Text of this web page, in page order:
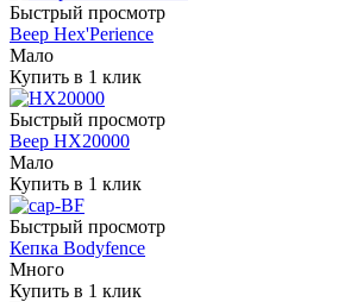
Быстрый просмотр
Веер Hex'Perience
Мало
Купить в 1 клик
Быстрый просмотр
Веер HX20000
Мало
Купить в 1 клик
Быстрый просмотр
Кепка Bodyfence
Много
Купить в 1 клик